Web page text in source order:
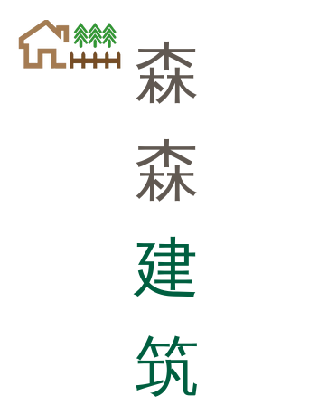
森
森
建
筑